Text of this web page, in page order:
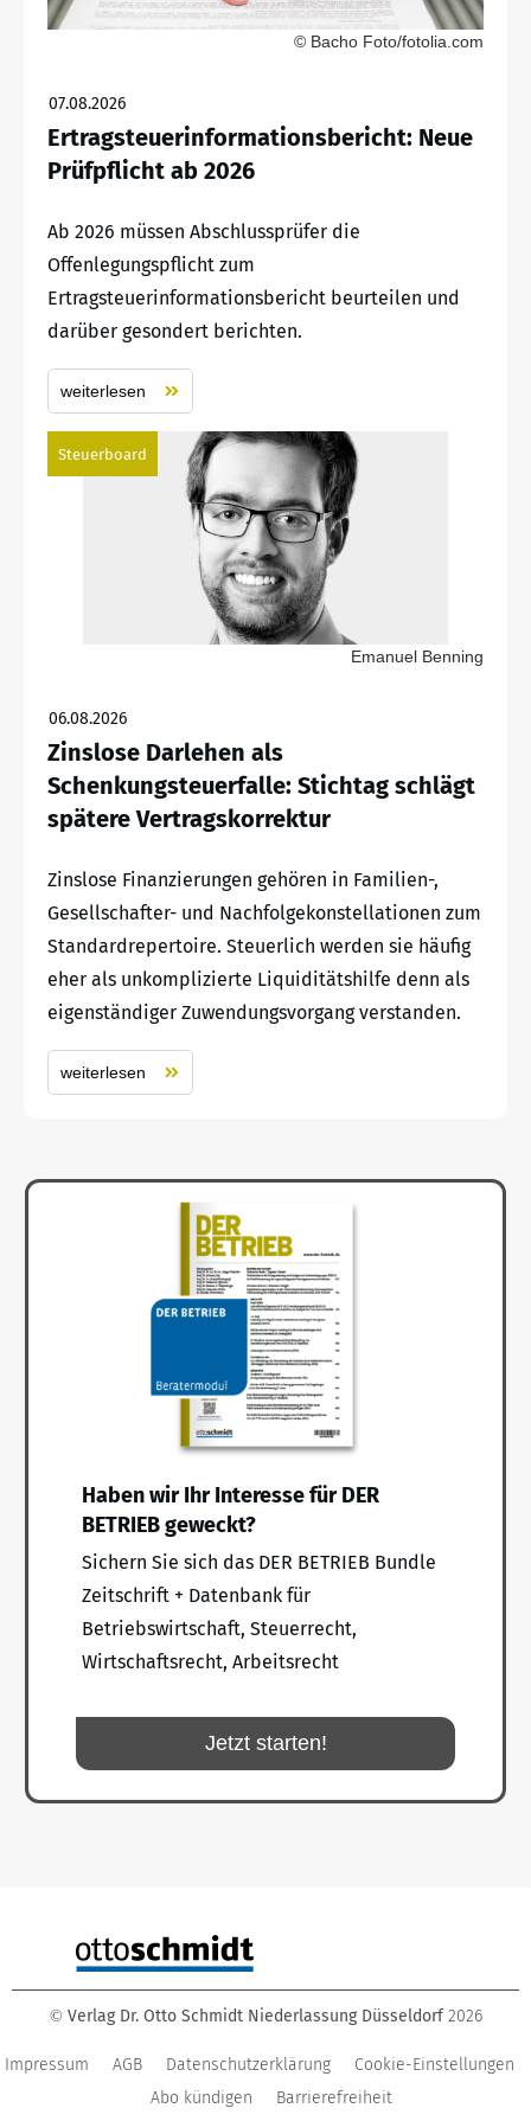
© Bacho Foto/fotolia.com
07.08.2026
Ertragsteuerinformationsbericht: Neue
Prüfpflicht ab 2026
Ab 2026 müssen Abschlussprüfer die
Offenlegungspflicht zum
Ertragsteuerinformationsbericht beurteilen und
darüber gesondert berichten.
weiterlesen
Steuerboard
Emanuel Benning
06.08.2026
Zinslose Darlehen als
Schenkungsteuerfalle: Stichtag schlägt
spätere Vertragskorrektur
Zinslose Finanzierungen gehören in Familien-,
Gesellschafter- und Nachfolgekonstellationen zum
Standardrepertoire. Steuerlich werden sie häufig
eher als unkomplizierte Liquiditätshilfe denn als
eigenständiger Zuwendungsvorgang verstanden.
weiterlesen
Haben wir Ihr Interesse für DER
BETRIEB geweckt?
Sichern Sie sich das DER BETRIEB Bundle
Zeitschrift + Datenbank für
Betriebswirtschaft, Steuerrecht,
Wirtschaftsrecht, Arbeitsrecht
Jetzt starten!
© Verlag Dr. Otto Schmidt Niederlassung Düsseldorf 2026
Impressum AGB Datenschutzerklärung
Cookie-Einstellungen
Abo kündigen
Barrierefreiheit